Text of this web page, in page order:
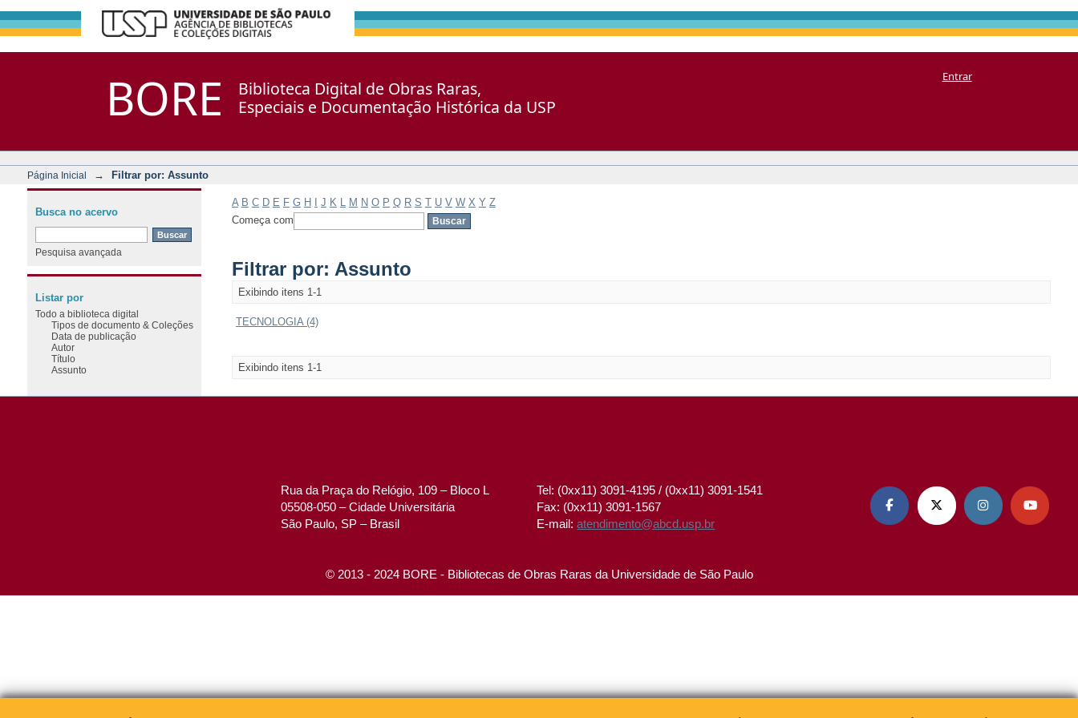
BORE
Biblioteca Digital de Obras Raras,
Especiais e Documentação Histórica da USP
Entrar
Página Inicial → Filtrar por: Assunto
A B C D E F G H J K M N O P Q R S T U V W X Y Z
Começa com
Filtrar por: Assunto
Exibindo itens 1-1
TECNOLOGIA (4)
Exibindo itens 1-1
Busca no acervo
Pesquisa avançada
Listar por
Todo a biblioteca digital
Tipos de documento & Coleções
Data de publicação
Autor
Título
Assunto
Rua da Praça do Relógio, 109 – Bloco L
05508-050 – Cidade Universitária
São Paulo, SP – Brasil
Tel: (0xx11) 3091-4195 / (0xx11) 3091-1541
Fax: (0xx11) 3091-1567
E-mail:atendimento@abcd.usp.br
   
© 2013 - 2024 BORE - Bibliotecas de Obras Raras da Universidade de São Paulo